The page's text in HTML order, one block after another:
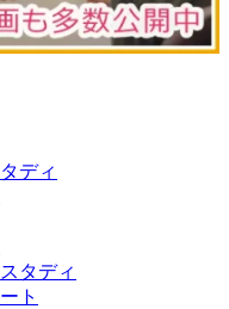
ディ
タディ
ト